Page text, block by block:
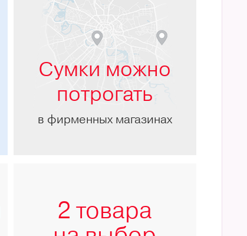
Сумки можно
потрогать
в фирменных магазинах
2 товара